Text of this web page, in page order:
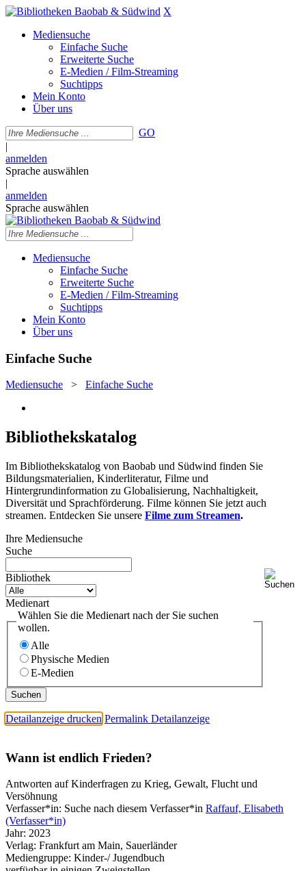
X
Mediensuche
Einfache Suche
Erweiterte Suche
E-Medien / Film-Streaming
Suchtipps
Mein Konto
Über uns
GO
|
anmelden
Sprache auswählen
|
anmelden
Sprache auswählen
Mediensuche
Einfache Suche
Erweiterte Suche
E-Medien / Film-Streaming
Suchtipps
Mein Konto
Über uns
Einfache Suche
Mediensuche > Einfache Suche
Bibliothekskatalog
Im Bibliothekskatalog von Baobab und Südwind finden Sie
Bildungsmaterialien, Kinderliteratur, Filme und
Hintergrundinformation zu Globalisierung, Nachhaltigkeit,
Diversität und Sprachförderung. Filme können Sie jetzt auch
streamen. Entdecken Sie unsere Filme zum Streamen.
Ihre Mediensuche
Suche
Bibliothek
Medienart
Wählen Sie die Medienart nach der Sie suchen
wollen.
Alle
Physische Medien
E-Medien
Detailanzeige drucken Permalink Detailanzeige
Wann ist endlich Frieden?
Antworten auf Kinderfragen zu Krieg, Gewalt, Flucht und
Versöhnung
Verfasser*in: Suche nach diesem Verfasser*in Raffauf, Elisabeth
(Verfasser*in)
Jahr: 2023
Verlag: Frankfurt am Main, Sauerländer
Mediengruppe: Kinder-/ Jugendbuch